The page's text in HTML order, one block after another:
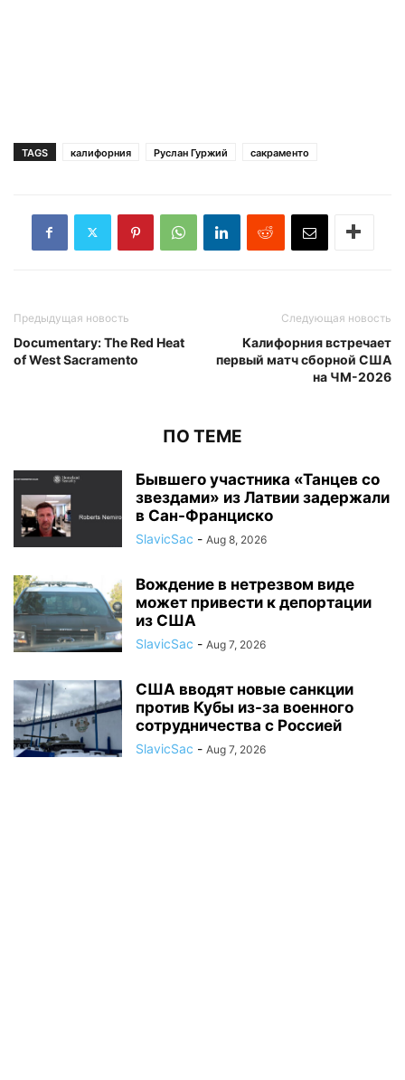
TAGS калифорния Руслан Гуржий сакраменто
Предыдущая новость
Documentary: The Red Heat
of West Sacramento
Следующая новость
Калифорния встречает
первый матч сборной США
на ЧМ-2026
ПО ТЕМЕ
Бывшего участника «Танцев со
звездами» из Латвии задержали
в Сан-Франциско
SlavicSac - Aug 8, 2026
Вождение в нетрезвом виде
может привести к депортации
из США
SlavicSac - Aug 7, 2026
США вводят новые санкции
против Кубы из-за военного
сотрудничества с Россией
SlavicSac - Aug 7, 2026